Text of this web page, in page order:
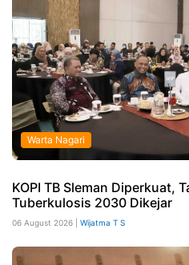
Warta Nagari
KOPI TB Sleman Diperkuat,
Tuberkulosis 2030 Dikejar
06 August 2026 | Wijatma T S